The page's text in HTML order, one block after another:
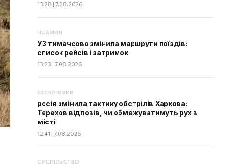
13:28 | 7.08.2026
НОВИНИ
УЗ тимачсово змінила маршрути поїздів:
список рейсів і затримок
13:23 | 7.08.2026
ЕКСКЛЮЗИВ
росія змінила тактику обстрілів Харкова:
Терехов відповів, чи обмежуватимуть рух в
місті
12:41 | 7.08.2026
СУСПІЛЬСТВО